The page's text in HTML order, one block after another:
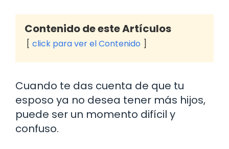
Contenido de este Artículos
click para ver el Contenido
Cuando te das cuenta de que tu
esposo ya no desea tener más hijos,
puede ser un momento difícil y
confuso.